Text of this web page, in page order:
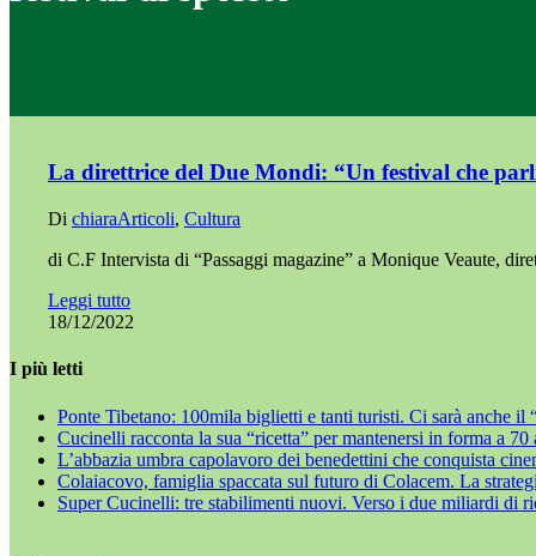
La direttrice del Due Mondi: “Un festival che
Di chiaraArticoli, Cultura
di C.F Intervista di “Passaggi magazine” a Monique Veaute,
Leggi tutto
18/12/2022
I più letti
Ponte Tibetano: 100mila biglietti e tanti turisti. Ci sarà anche il
Cucinelli racconta la sua “ricetta” per mantenersi in forma a 70
L’abbazia umbra capolavoro dei benedettini che conquista
Colaiacovo, famiglia spaccata sul futuro di Colacem. La
Super Cucinelli: tre stabilimenti nuovi. Verso i due miliardi di